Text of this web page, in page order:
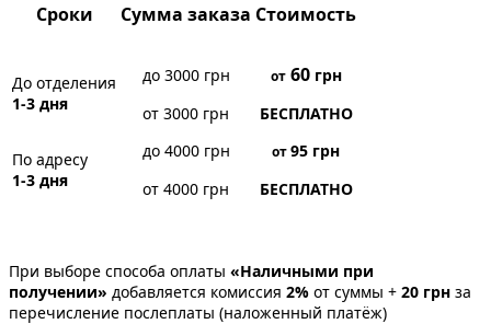
Сроки Сумма заказа Стоимость
До отделения
1-3 дня
до 3000 грн от60грн
от 3000 грн
БЕСПЛАТНО
По адресу
1-3 дня
до 4000 грн от95 грн
от 4000 грн
БЕСПЛАТНО
При выборе способа оплаты «Наличными при
получении» добавляется комиссия 2% от суммы + 20 грн за
перечисление послеплаты (наложенный платёж)